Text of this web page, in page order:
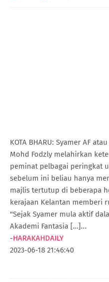
KOTA BHARU: Syamer AF
Mohd Fodzly melahirkan
peminat pelbagai peringkat
sebelum ini beliau hanya
majlis tertutup di beberapa
kerajaan Kelantan memberi
"Sejak Syamer mula aktif
Akademi Fantasia […]...
-HARAKAHDAILY
2023-06-18 21:46:40